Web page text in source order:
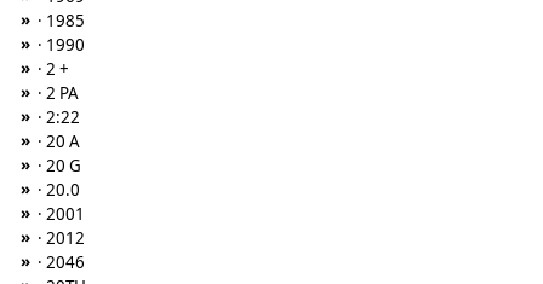
» · 1985
» · 1990
» · 2 +
» · 2 PA
» · 2:22
» · 20 A
» · 20 G
» · 20.0
» · 2001
» · 2012
» · 2046